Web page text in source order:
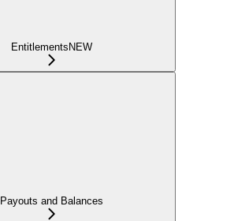
EntitlementsNEW
Payouts and Balances